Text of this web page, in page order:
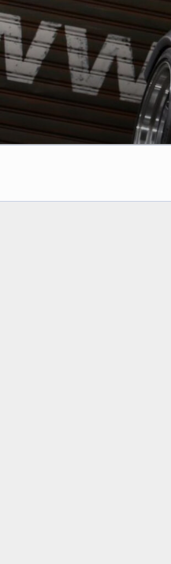
コ
ン
テ
ン
ツ
キ